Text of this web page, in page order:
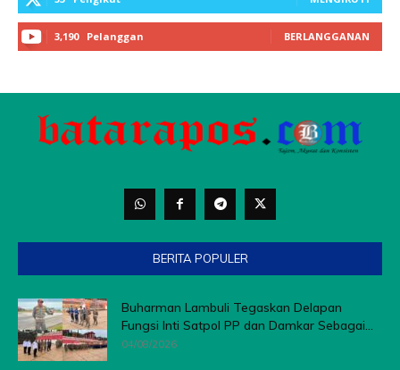
BERITA POPULER
Buharman Lambuli Tegaskan Delapan
Fungsi Inti Satpol PP dan Damkar Sebagai...
04/08/2026